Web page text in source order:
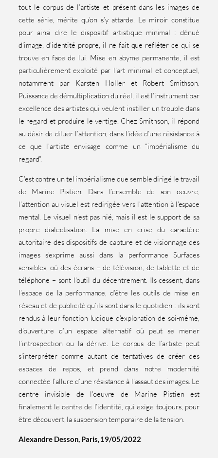
tout le corpus de l’artiste et présent dans les images de
cette série, mérite qu’on s’y attarde. Le miroir constitue
pour ainsi dire le dispositif artistique minimal : dénué
d’image, d’identité propre, il ne fait que refléter ce qui se
trouve en face de lui. Mise en abyme permanente, il est
particulièrement exploité par l’art minimal et conceptuel,
notamment par Karsten Höller et Robert Smithson.
Puissance de démultiplication du réel, il est l’instrument par
excellence des artistes qui veulent instiller un trouble dans
le regard et produire le vertige. Chez Smithson, il répond
au désir de diluer l’attention, dans l’idée d’une résistance à
ce que l’artiste envisage comme un “impérialisme du
regard”.
C’est contre un tel impérialisme que semble dirigé le travail
de Marine Pistien. Dans l’ensemble de son oeuvre,
l’attention au visuel est redirigée vers l’attention à l’espace
mental. Le visuel n’est pas nié, mais il est le support de sa
propre dialectisation. La mise en crise du caractère
autoritaire des dispositifs de capture et de visionnage des
images s’exprime aussi dans la performance Surfaces
sensibles, où des écrans – de télévision, de tablette et de
téléphone – sont l’outil du décentrement. Ils cessent, dans
l’espace de la performance, d’être les outils de mise en
réseau et de publicité qu’ils sont dans le quotidien : ils sont
rendus à leur fonction ludique d’exploration de soi-même,
d’ouverture d’un espace alternatif où peut se mener
l’introspection ou la dérive. Le corpus de l’artiste peut
s’interpréter comme autant de tentatives de créer des
espaces de repos, et prend dans notre modernité
connectée l’allure d’une résistance à l’assaut des images. Le
centre invisible de l’oeuvre de Marine Pistien est
finalement le centre de l’identité, qui exige toujours, pour
être découvert, la suspension temporaire de la tension.
Alexandre Desson, Paris, 19/05/2022